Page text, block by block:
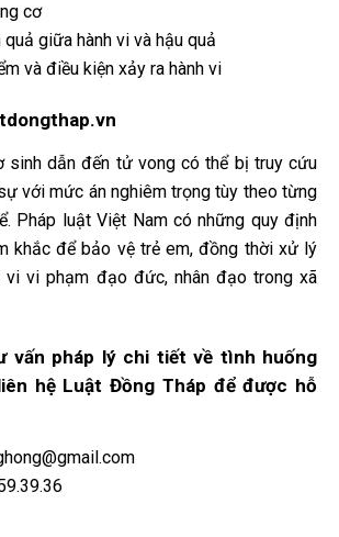
cơ
quả giữa hành vi và hậu quả
và điều kiện xảy ra hành vi
sinh dẫn đến tử vong có thể bị truy cứu
với mức án nghiêm trọng tùy theo từng
Pháp luật Việt Nam có những quy định
khắc để bảo vệ trẻ em, đồng thời xử lý
vi vi phạm đạo đức, nhân đạo trong xã
vấn pháp lý chi tiết về tình huống
hệ Luật Đồng Tháp để được hỗ